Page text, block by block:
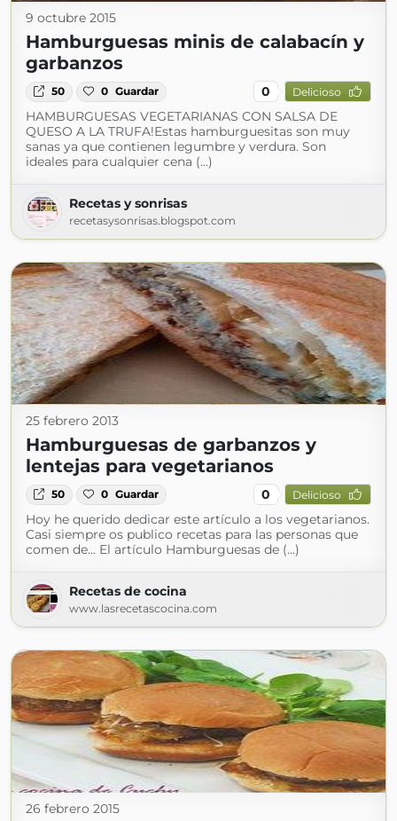
9 octubre 2015
Hamburguesas minis de calabacín y
garbanzos
50 0 Guardar 0 Delicioso
HAMBURGUESAS VEGETARIANAS CON SALSA DE
QUESO A LA TRUFA!Estas hamburguesitas son muy
sanas ya que contienen legumbre y verdura. Son
ideales para cualquier cena (...)
Recetas y sonrisas
recetasysonrisas.blogspot.com
25 febrero 2013
Hamburguesas de garbanzos y
lentejas para vegetarianos
50 0 Guardar 0 Delicioso
Hoy he querido dedicar este artículo a los vegetarianos.
Casi siempre os publico recetas para las personas que
comen de... El artículo Hamburguesas de (...)
Recetas de cocina
www.lasrecetascocina.com
26 febrero 2015